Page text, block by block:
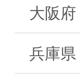
大阪府
兵庫県